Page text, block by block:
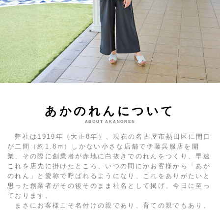
あかのれんについて
ABOUT AKANOREN
弊社は1919年（大正8年）、現在の名古屋市熱田区に間口
が二間（約1.8m）しかない小さな店舗で伊藤呉服店を開
業、その際に創業者が赤地に白抜きでのれんをつくり、早速
これを店先に掛けたところ、いつの間にかお客様から「あか
のれん」と愛称で呼ばれるようになり、これをありがたいと
思った創業者がその後そのまま社名として掲げ、今日に至っ
ております。
まさにお客様こそ名付けの親であり、育ての親でもあり、